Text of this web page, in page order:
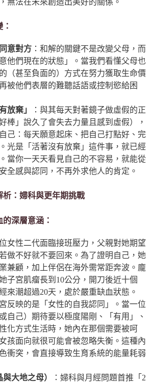
無法在未來創造出美好的關係。
意對方 ：和解的關鍵不是改變父母，而
他們現在的狀態」。當我們看懂父母也
（甚至負面的）方式在努力獲取生命價
被他們表層的難聽話語或控制慾給困
放棄」
：與其每天對著鏡子做虛假的正
棒」說久了會失去力量且感到虛假），
己：每天願意起床、把自己打點好、完
光是「活著沒有放棄」這件事，就已經
當你一天天看見自己的不容易，就能從
全感與認同，不再外求他人的肯定。
析：婦科與更年期挑戰
深層意涵：
位女性二代面臨接班壓力，父親對她期望
做不好就不要回來。為了證明自己，她
兼顧，加上伴侶在海外需常距奔波。龐
子宮肌瘤長到10公分，開刀後近十個
來潮超過20天，處於嚴重缺血狀態。
宮反映的是「女性的自我認同」。當一位
自己）期待要以極度陽剛、「有用」、
化方式生活時，她內在那個需要被呵
孩面向就很可能會被忽略失衡。這種內
衝突，會直接導致生育系統的能量耗弱
大地之母）
：婦科與月經問題首推「2